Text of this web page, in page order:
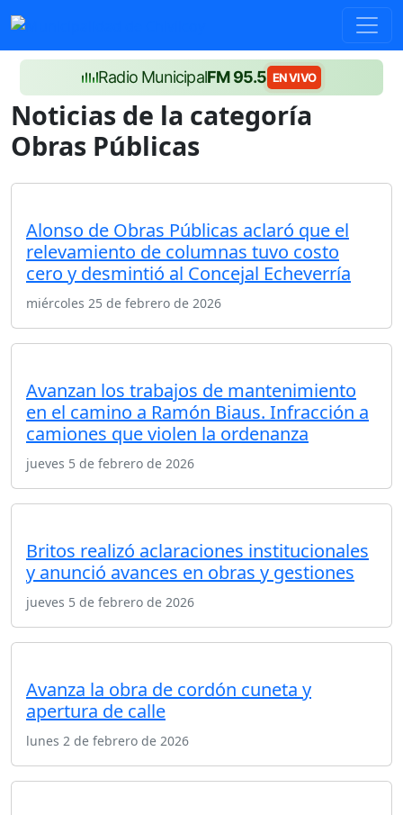
Radio MunicipalFM 95.5 EN VIVO
Noticias de la categoría
Obras Públicas
Alonso de Obras Públicas aclaró que el
relevamiento de columnas tuvo costo
cero y desmintió al Concejal Echeverría
miércoles 25 de febrero de 2026
Avanzan los trabajos de mantenimiento
en el camino a Ramón Biaus. Infracción a
camiones que violen la ordenanza
jueves 5 de febrero de 2026
Britos realizó aclaraciones institucionales
y anunció avances en obras y gestiones
jueves 5 de febrero de 2026
Avanza la obra de cordón cuneta y
apertura de calle
lunes 2 de febrero de 2026